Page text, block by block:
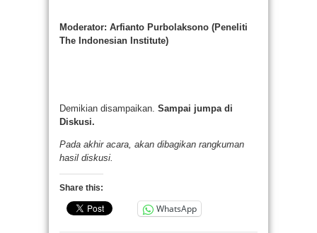
Moderator: Arfianto Purbolaksono (Peneliti
The Indonesian Institute)
Demikian disampaikan. Sampai jumpa di
Diskusi.
Pada akhir acara, akan dibagikan rangkuman
hasil diskusi.
Share this:
WhatsApp